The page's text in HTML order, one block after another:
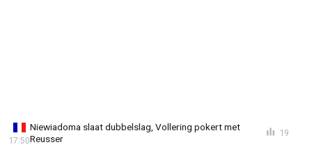
Niewiadoma slaat dubbelslag, Vollering pokert met
Reusser
17:50
19